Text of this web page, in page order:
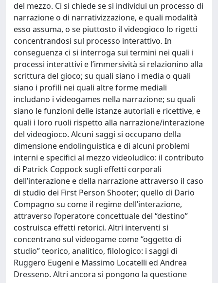
del mezzo. Ci si chiede se si individui un processo di
narrazione o di narrativizzazione, e quali modalità
esso assuma, o se piuttosto il videogioco lo rigetti
concentrandosi sul processo interattivo. In
conseguenza ci si interroga sui termini nei quali i
processi interattivi e l’immersività si relazionino alla
scrittura del gioco; su quali siano i media o quali
siano i profili nei quali altre forme mediali
includano i videogames nella narrazione; su quali
siano le funzioni delle istanze autoriali e ricettive, e
quali i loro ruoli rispetto alla narrazione/interazione
del videogioco. Alcuni saggi si occupano della
dimensione endolinguistica e di alcuni problemi
interni e specifici al mezzo videoludico: il contributo
di Patrick Coppock sugli effetti corporali
dell’interazione e della narrazione attraverso il caso
di studio dei First Person Shooter; quello di Dario
Compagno su come il regime dell’interazione,
attraverso l’operatore concettuale del “destino”
costruisca effetti retorici. Altri interventi si
concentrano sul videogame come “oggetto di
studio” teorico, analitico, filologico: i saggi di
Ruggero Eugeni e Massimo Locatelli ed Andrea
Dresseno. Altri ancora si pongono la questione